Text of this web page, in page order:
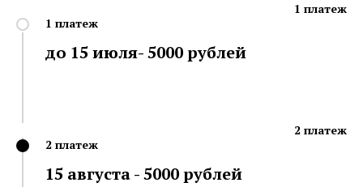
1 платеж
1 платеж
до 15 июля- 5000 рублей
2 платеж
2 платеж
15 августа - 5000 рублей